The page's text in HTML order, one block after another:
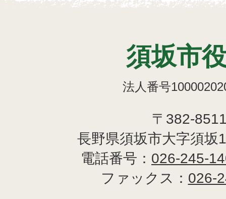
須坂市
法人番号
〒382-
長野県須坂市大字須坂
電話番号： 026-245-
ファックス： 026-